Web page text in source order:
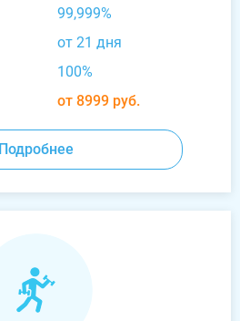
99,999%
от 21 дня
100%
от 8999 руб.
Подробнее